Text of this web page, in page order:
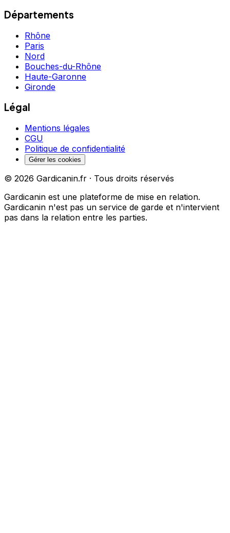
Départements
Rhône
Paris
Nord
Bouches-du-Rhône
Haute-Garonne
Gironde
Légal
Mentions légales
CGU
Politique de confidentialité
Gérer les cookies
© 2026 Gardicanin.fr · Tous droits réservés
Gardicanin est une plateforme de mise en relation.
Gardicanin n'est pas un service de garde et n'intervient
pas dans la relation entre les parties.